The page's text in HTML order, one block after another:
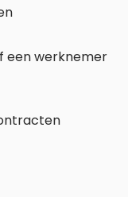
een werknemer